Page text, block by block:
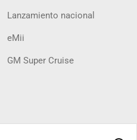
Lanzamiento nacional
eMii
GM Super Cruise